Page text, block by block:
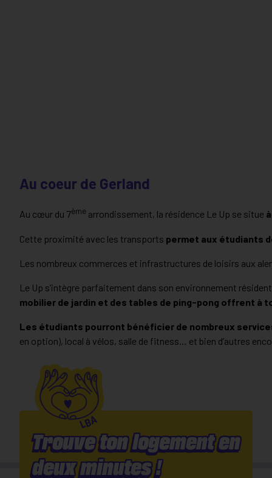
Au coeur de Gerland
Au cœur du 7ème arrondissement, la résidence Le Up se situe
Cette proximité avec les transports permet aux étudiants
Les nombreux commerces et infrastructures de loisirs aux
Le Up s’intègre parfaitement dans son environnement
mobilier de jardin et des tables de ping-pong offrent à
Les étudiants pourront bénéficier de nombreux
en option), local à vélos, salle de fitness… et bien d’autres
Trouve ton logement en
deux minutes !